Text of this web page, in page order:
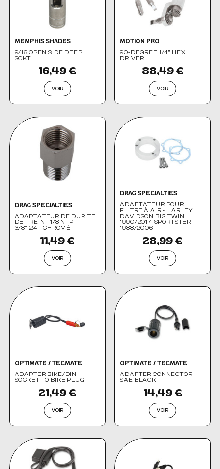
MEMPHIS SHADES
9/16 OPEN SIDE DEEP
SCKT
16,49 €
VOIR
MOTION PRO
90-DEGREE 1/4" HEX
DRIVER
88,49 €
VOIR
DRAG SPECIALTIES
ADAPTATEUR DE DURITE
DE FREIN - 1/8 NTP -
3/8"-24 - CHROMÉ
11,49 €
VOIR
DRAG SPECIALTIES
ADAPTATEUR POUR
FILTRE À AIR - HARLEY
DAVIDSON BIG TWIN
1990/2017, SPORTSTER
1988/2006
28,99 €
VOIR
OPTIMATE / TECMATE
ADAPTER BIKE/DIN
SOCKET TO BIKE PLUG
21,49 €
VOIR
OPTIMATE / TECMATE
ADAPTER CONNECTOR
SAE BLACK
14,49 €
VOIR